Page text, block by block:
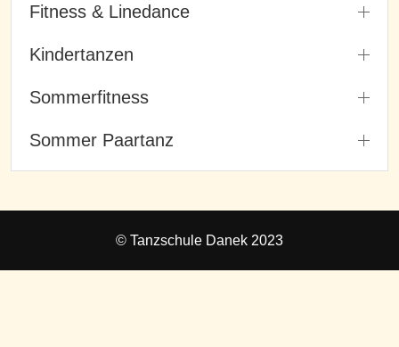
Fitness & Linedance
Kindertanzen
Sommerfitness
Sommer Paartanz
© Tanzschule Danek 2023